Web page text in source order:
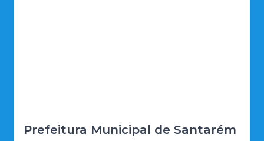
Prefeitura Municipal de Santarém